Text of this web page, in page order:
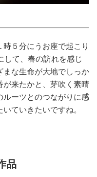
５分にうお座で起こり
して、春の訪れを感じ
まな生命が大地でしっか
が来たかと、芽吹く素晴
ルーツとのつながりに感
ていきたいですね。
品